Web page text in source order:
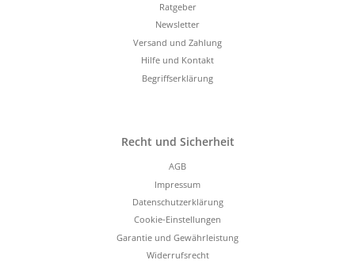
Ratgeber
Newsletter
Versand und Zahlung
Hilfe und Kontakt
Begriffserklärung
Recht und Sicherheit
AGB
Impressum
Datenschutzerklärung
Cookie-Einstellungen
Garantie und Gewährleistung
Widerrufsrecht